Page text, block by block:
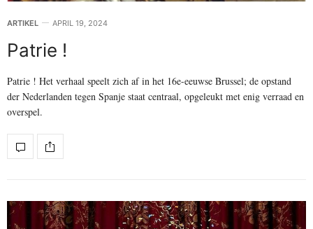
ARTIKEL APRIL 19, 2024
Patrie !
Patrie ! Het verhaal speelt zich af in het 16e-eeuwse Brussel; de opstand
der Nederlanden tegen Spanje staat centraal, opgeleukt met enig verraad en
overspel.